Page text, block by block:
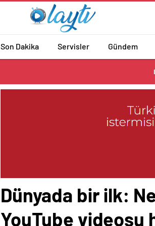
Son Dakika Servisler Gündem
Dünyada bir ilk:
YouTube videosu